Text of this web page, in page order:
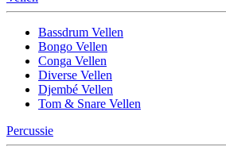
Bassdrum Vellen
Bongo Vellen
Conga Vellen
Diverse Vellen
Djembé Vellen
Tom & Snare Vellen
Percussie